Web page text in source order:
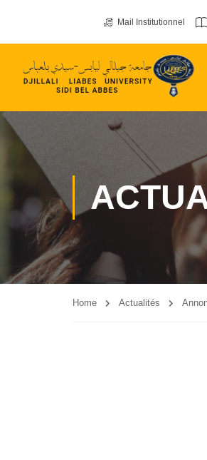
Mail Institutionnel
Home Actualités